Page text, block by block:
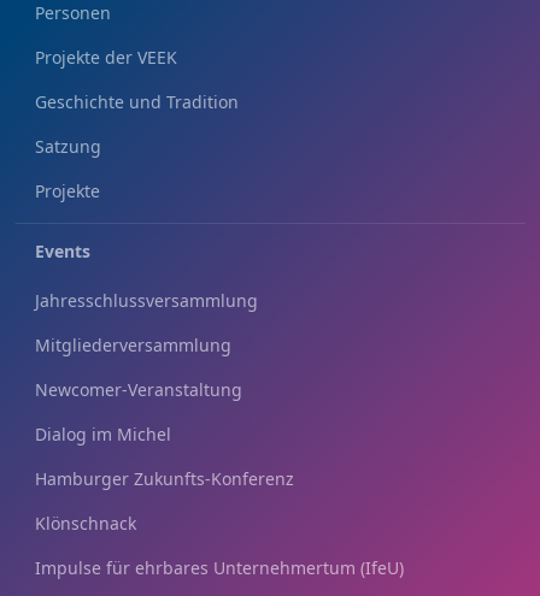
Personen
Projekte der VEEK
Geschichte und Tradition
Satzung
Projekte
Events
Jahresschlussversammlung
Mitgliederversammlung
Newcomer-Veranstaltung
Dialog im Michel
Hamburger Zukunfts-Konferenz
Klönschnack
Impulse für ehrbares Unternehmertum (IfeU)